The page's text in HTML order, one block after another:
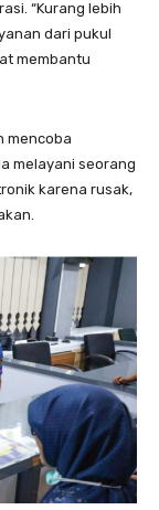
“Kurang lebih
dari pukul
membantu
mencoba
melayani seorang
karena rusak,